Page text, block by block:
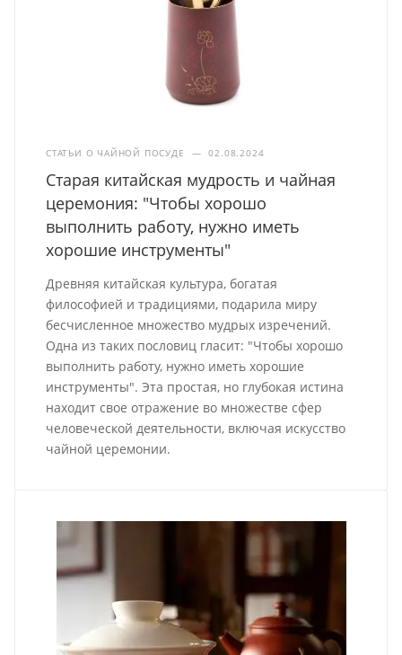
СТАТЬИ О ЧАЙНОЙ ПОСУДЕ — 02.08.2024
Старая китайская мудрость и чайная
церемония: "Чтобы хорошо
выполнить работу, нужно иметь
хорошие инструменты"
Древняя китайская культура, богатая
философией и традициями, подарила миру
бесчисленное множество мудрых изречений.
Одна из таких пословиц гласит: "Чтобы хорошо
выполнить работу, нужно иметь хорошие
инструменты". Эта простая, но глубокая истина
находит свое отражение во множестве сфер
человеческой деятельности, включая искусство
чайной церемонии.